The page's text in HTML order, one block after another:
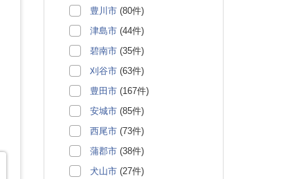
豊川市 (80件)
津島市 (44件)
碧南市 (35件)
刈谷市 (63件)
豊田市 (167件)
安城市 (85件)
西尾市 (73件)
蒲郡市 (38件)
犬山市 (27件)